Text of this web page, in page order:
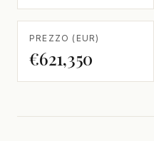
PREZZO (EUR)
€621,350